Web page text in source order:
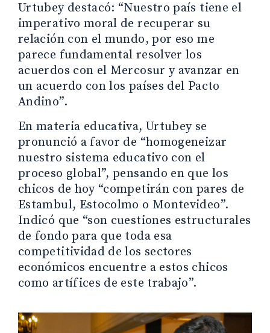
Urtubey destacó: “Nuestro país tiene el
imperativo moral de recuperar su
relación con el mundo, por eso me
parece fundamental resolver los
acuerdos con el Mercosur y avanzar en
un acuerdo con los países del Pacto
Andino”.
En materia educativa, Urtubey se
pronunció a favor de “homogeneizar
nuestro sistema educativo con el
proceso global”, pensando en que los
chicos de hoy “competirán con pares de
Estambul, Estocolmo o Montevideo”.
Indicó que “son cuestiones estructurales
de fondo para que toda esa
competitividad de los sectores
económicos encuentre a estos chicos
como artífices de este trabajo”.